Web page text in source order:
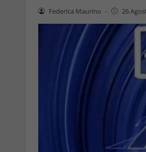
Federica Maurino - 26